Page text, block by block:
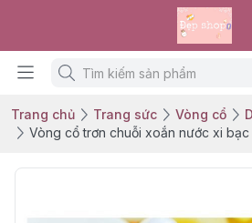
Trang chủ Trang sức Vòng cổ
Vòng cổ trơn chuỗi xoắn nước xi bạc